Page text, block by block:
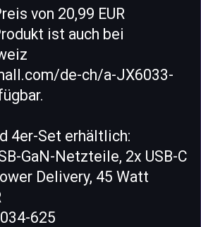
von 20,99 EUR
ist auch bei
de-ch/a-JX6033-
4er-Set erhältlich:
GaN-Netzteile, 2x USB-C
Delivery, 45 Watt
625